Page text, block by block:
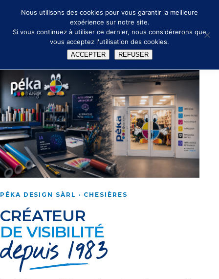
✉ info@peka.design 🔑
PÉKA DESIGN SÀRL · CHESIÈRES
CRÉATEUR
DE VISIBILITÉ
Nous utilisons des cookies pour vous garantir la meilleure
expérience sur notre site.
Si vous continuez à utiliser ce dernier, nous considérerons que
vous acceptez l'utilisation des cookies.
ACCEPTER REFUSER